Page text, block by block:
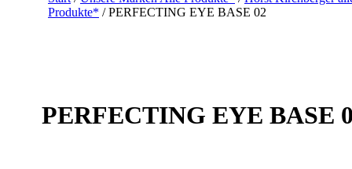
Produkte* / PERFECTING EYE BASE 02
PERFECTING EYE BASE